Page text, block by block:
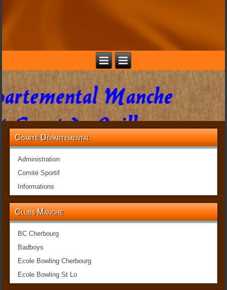
Comité Départemental
Administration
Comité Sportif
Informations
Clubs Manche
BC Cherbourg
Badboys
Ecole Bowling Cherbourg
Ecole Bowling St Lo